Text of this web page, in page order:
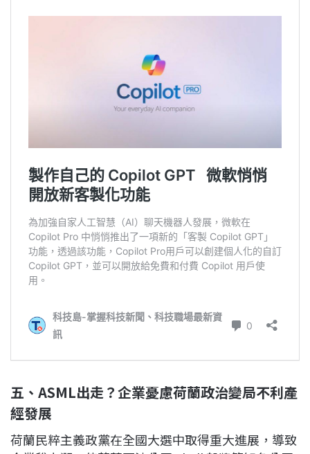
五、ASML出走？企業憂慮荷蘭政治變局不利產
經發展
荷蘭民粹主義政黨在全國大選中取得重大進展，導致